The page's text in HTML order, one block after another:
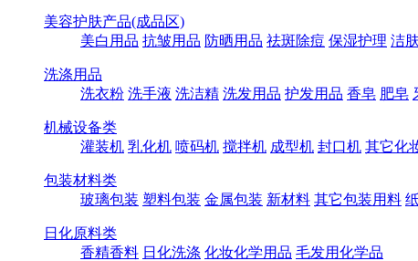
美容护肤产品(成品区)
美白用品 抗皱用品 防晒用品 祛斑除痘 保湿护理 洁
洗涤用品
洗衣粉 洗手液 洗洁精 洗发用品 护发用品 香皂 肥皂
机械设备类
灌装机 乳化机 喷码机 搅拌机 成型机 封口机 其它化
包装材料类
玻璃包装 塑料包装 金属包装 新材料 其它包装用料
日化原料类
香精香料 日化洗涤 化妆化学用品 毛发用化学品